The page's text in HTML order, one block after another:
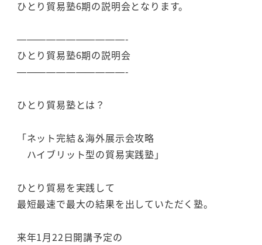
ひとり貿易塾6期の説明会となります。
———————————-
ひとり貿易塾6期の説明会
———————————-
ひとり貿易塾とは？
「ネット完結＆海外展示会攻略
ハイブリット型の貿易実践塾」
ひとり貿易を実践して
最短最速で最大の結果を出していただく塾。
来年1月22日開講予定の